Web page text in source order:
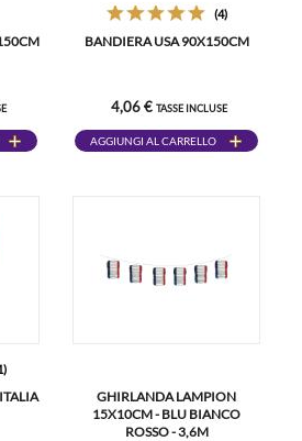
(4)
BANDIERA USA 90X150CM
4,06 € TASSE INCLUSE
AGGIUNGI AL CARRELLO
GHIRLANDA LAMPION
15X10CM - BLU BIANCO
ROSSO - 3,6M